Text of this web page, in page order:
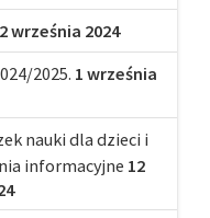
2 września 2024
2025. 1 września
nauki dla dzieci i
informacyjne 12